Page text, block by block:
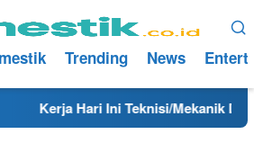
Trending News
Hari Ini Teknisi/Mekanik DAMRI